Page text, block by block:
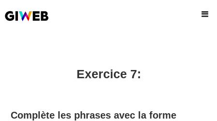
Exercice 7:
Complète les phrases avec la forme